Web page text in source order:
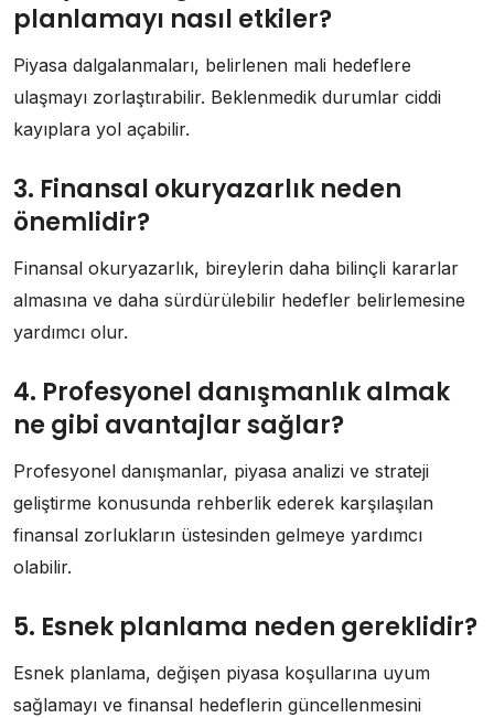
planlamayı nasıl etkiler?
Piyasa dalgalanmaları, belirlenen mali hedeflere
ulaşmayı zorlaştırabilir. Beklenmedik durumlar ciddi
kayıplara yol açabilir.
3. Finansal okuryazarlık neden
önemlidir?
Finansal okuryazarlık, bireylerin daha bilinçli kararlar
almasına ve daha sürdürülebilir hedefler belirlemesine
yardımcı olur.
4. Profesyonel danışmanlık almak
ne gibi avantajlar sağlar?
Profesyonel danışmanlar, piyasa analizi ve strateji
geliştirme konusunda rehberlik ederek karşılaşılan
finansal zorlukların üstesinden gelmeye yardımcı
olabilir.
5. Esnek planlama neden gereklidir?
Esnek planlama, değişen piyasa koşullarına uyum
sağlamayı ve finansal hedeflerin güncellenmesini